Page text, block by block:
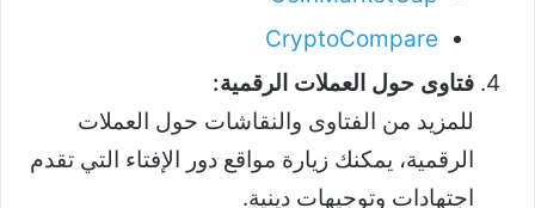
CryptoCompare
فتاوى حول العملات الرقمية:
للمزيد من الفتاوى والنقاشات حول العملات
الرقمية، يمكنك زيارة مواقع دور الإفتاء التي تقدم
اجتهادات وتوجيهات دينية.